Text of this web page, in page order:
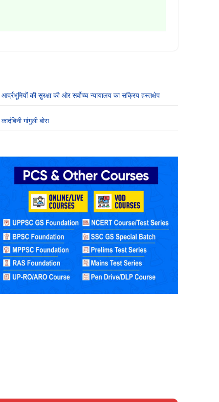
आर्द्रभूमियों की सुरक्षा की ओर सर्वोच्च न्यायालय का सक्रिय हस्तक्षेप
कादंबिनी गांगुली बोस